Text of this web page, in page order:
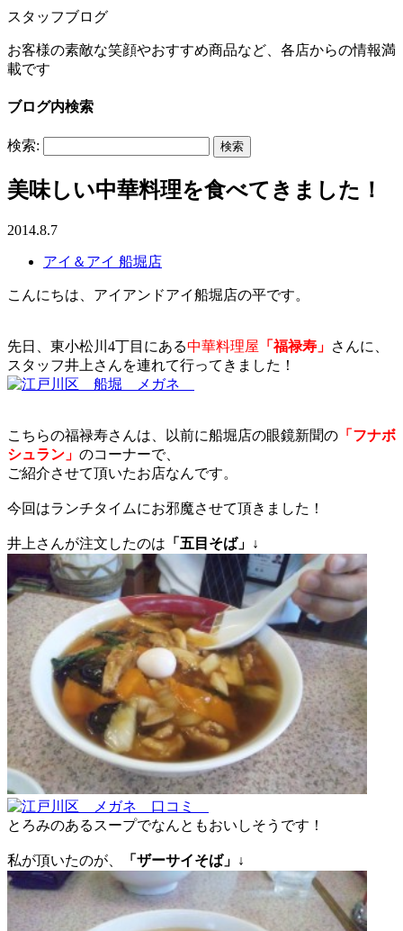
スタッフブログ
お客様の素敵な笑顔やおすすめ商品など、各店からの情報満
載です
ブログ内検索
検索:
美味しい中華料理を食べてきました！
2014.8.7
アイ＆アイ 船堀店
こんにちは、アイアンドアイ船堀店の平です。
先日、東小松川4丁目にある中華料理屋 「福禄寿」 さんに、
スタッフ井上さんを連れて行ってきました！
こちらの福禄寿さんは、以前に船堀店の眼鏡新聞の 「フナボ
シュラン」 のコーナーで、
ご紹介させて頂いたお店なんです。
今回はランチタイムにお邪魔させて頂きました！
井上さんが注文したのは 「五目そば」↓
とろみのあるスープでなんともおいしそうです！
私が頂いたのが、 「ザーサイそば」↓